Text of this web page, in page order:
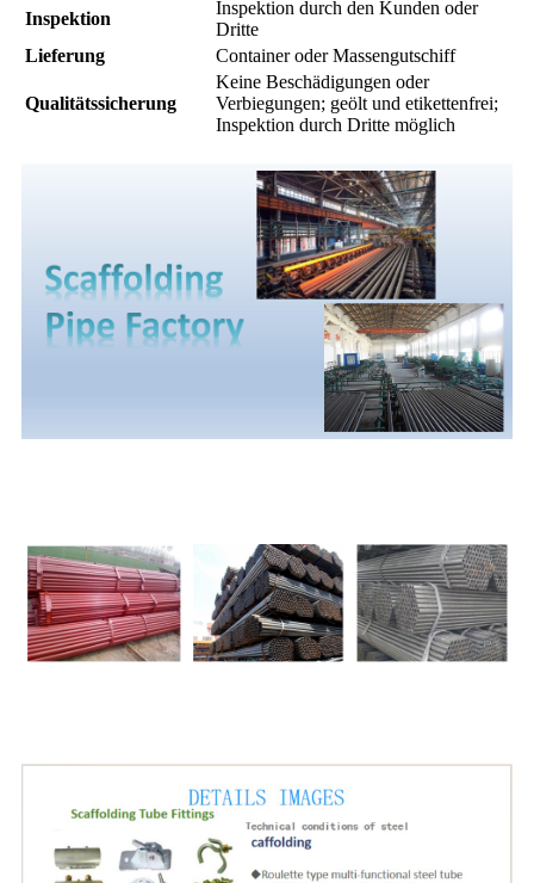
Inspektion
Inspektion durch den Kunden oder
Dritte
Lieferung
Container oder Massengutschiff
Qualitätssicherung
Keine Beschädigungen oder
Verbiegungen; geölt und etikettenfrei;
Inspektion durch Dritte möglich